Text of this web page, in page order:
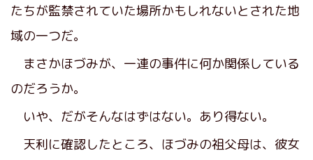
たちが監禁されていた場所かもしれないとされた地
域の一つだ。
まさかほづみが、一連の事件に何か関係している
のだろうか。
いや、だがそんなはずはない。あり得ない。
天利に確認したところ、ほづみの祖父母は、彼女